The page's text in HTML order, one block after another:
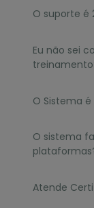
O suporte é
Eu não sei
O Sistema
O sistema
Atende